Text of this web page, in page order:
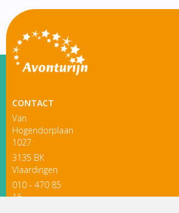
CONTACT
Van
Hogendorplaan
1027
3135 BK
Vlaardingen
010 - 470 85
16